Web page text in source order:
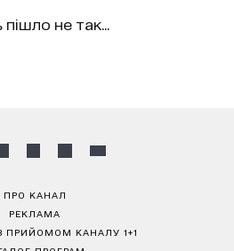
не так...
ПРО КАНАЛ
РЕКЛАМА
ПРИЙОМОМ КАНАЛУ 1+1